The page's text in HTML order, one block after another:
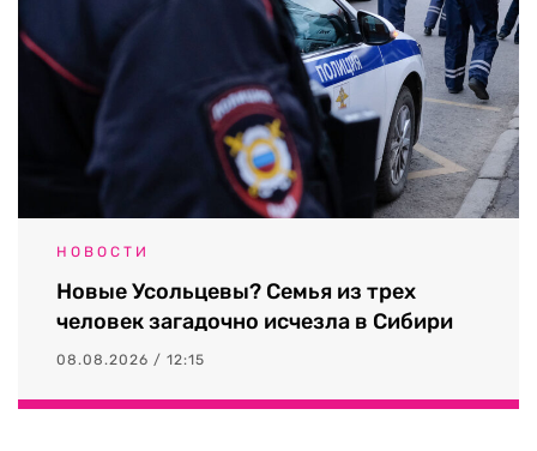
НОВОСТИ
Новые Усольцевы? Семья из трех
человек загадочно исчезла в Сибири
08.08.2026 / 12:15